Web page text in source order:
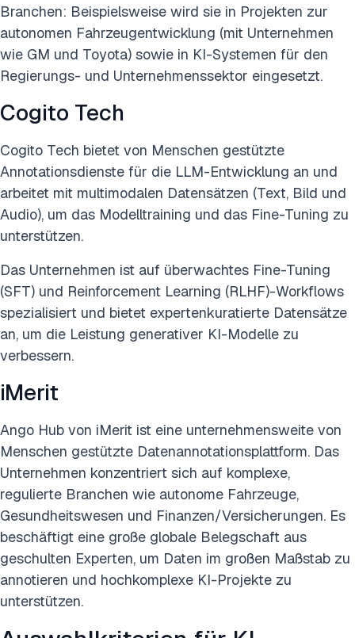
Branchen: Beispielsweise wird sie in Projekten zur
autonomen Fahrzeugentwicklung (mit Unternehmen
wie GM und Toyota) sowie in KI-Systemen für den
Regierungs- und Unternehmenssektor eingesetzt.
Cogito Tech
Cogito Tech bietet von Menschen gestützte
Annotationsdienste für die LLM-Entwicklung an und
arbeitet mit multimodalen Datensätzen (Text, Bild und
Audio), um das Modelltraining und das Fine-Tuning zu
unterstützen.
Das Unternehmen ist auf überwachtes Fine-Tuning
(SFT) und Reinforcement Learning (RLHF)-Workflows
spezialisiert und bietet expertenkuratierte Datensätze
an, um die Leistung generativer KI-Modelle zu
verbessern.
iMerit
Ango Hub von iMerit ist eine unternehmensweite von
Menschen gestützte Datenannotationsplattform. Das
Unternehmen konzentriert sich auf komplexe,
regulierte Branchen wie autonome Fahrzeuge,
Gesundheitswesen und Finanzen/Versicherungen. Es
beschäftigt eine große globale Belegschaft aus
geschulten Experten, um Daten im großen Maßstab zu
annotieren und hochkomplexe KI-Projekte zu
unterstützen.